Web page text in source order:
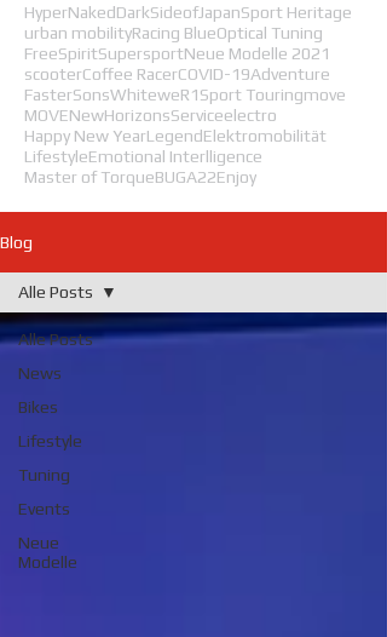
HyperNakedDarkSideofJapanSport Heritage
urban mobilityRacing BlueOptical Tuning
FreeSpiritSupersportNeue Modelle 2021
scooterCoffee RacerCOVID-19Adventure
FasterSonsWhiteweR1Sport Touringmove
MOVENewHorizonsServiceelectro
Happy New YearLegendElektromobilität
LifestyleEmotional Interlligence
Master of TorqueBUGA22Enjoy
Blog
Alle Posts
News
Bikes
Lifestyle
Tuning
Events
Neue
Modelle
Alle Posts